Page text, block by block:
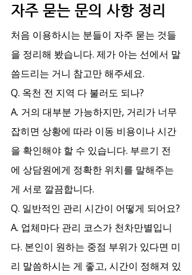
자주 묻는 문의 사항 정리
처음 이용하시는 분들이 자주 묻는 것들
을 정리해 봤습니다. 제가 아는 선에서 말
씀드리는 거니 참고만 해주세요.
Q. 옥천 전 지역 다 불러도 되나?
A. 거의 대부분 가능하지만, 거리가 너무
잡히면 상황에 따라 이동 비용이나 시간
을 확인해야 할 수 있습니다. 부르기 전
에 상담원에게 정확한 위치를 말해주는
게 서로 깔끔합니다.
Q. 일반적인 관리 시간이 어떻게 되어요?
A. 업체마다 관리 코스가 천차만별입니
다. 본인이 원하는 중점 부위가 있다면 미
리 말씀하시는 게 좋고, 시간이 정해져 있